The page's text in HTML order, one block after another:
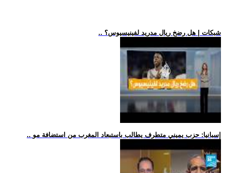
.. شبكات | هل رضخ ريال مدريد لفينيسيوس؟
.. إسبانيا: حزب يميني متطرف يطالب باستبعاد المغرب من استضافة مو